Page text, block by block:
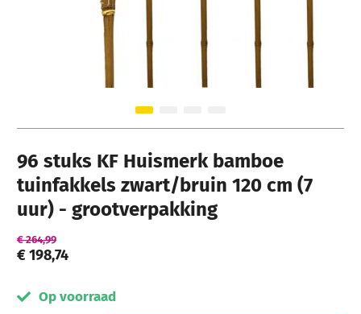
Ga naar het begin van de afbeeldingen-gallerij
96 stuks KF Huismerk bamboe
tuinfakkels zwart/bruin 120 cm (7
uur) - grootverpakking
€ 198,74
€ 264,99
Op voorraad